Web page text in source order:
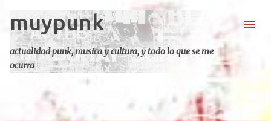
Ir al contenido principal
muypunk
actualidad punk, musica y cultura, y todo lo que se me
ocurra